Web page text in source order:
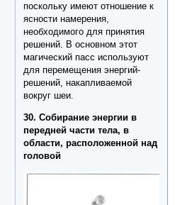
поскольку имеют отношение к
ясности намерения,
необходимого для принятия
решений. В основном этот
магический пасс используют
для перемещения энергий-
решений, накапливаемой
вокруг шеи.
30. Собирание энергии в
передней части тела, в
области, расположенной над
головой